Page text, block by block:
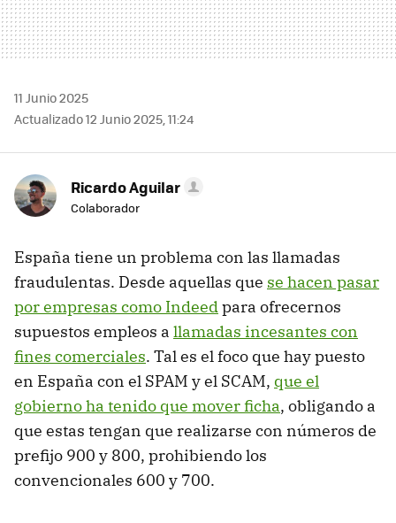
11 Junio 2025
Actualizado 12 Junio 2025, 11:24
Ricardo Aguilar
Colaborador
España tiene un problema con las llamadas
fraudulentas. Desde aquellas que se hacen pasar
por empresas como Indeedpara ofrecernos
supuestos empleos a llamadas incesantes con
fines comerciales. Tal es el foco que hay puesto
en España con el SPAM y el SCAM, que el
gobierno ha tenido que mover ficha, obligando a
que estas tengan que realizarse con números de
prefijo 900 y 800, prohibiendo los
convencionales 600 y 700.